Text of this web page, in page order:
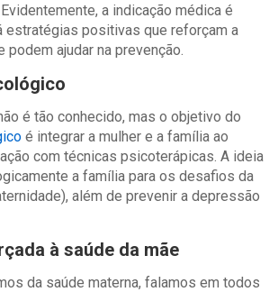
a indicação médica é
estratégias positivas que reforçam a
podem ajudar na prevenção.
é tão conhecido, mas o objetivo do
é integrar a mulher e a família ao
com técnicas psicoterápicas. A ideia
a família para os desafios da
além de prevenir a depressão
à saúde da mãe
da saúde materna, falamos em todos